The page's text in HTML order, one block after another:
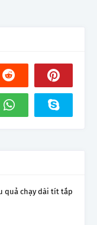
quả chạy dài tít tắp